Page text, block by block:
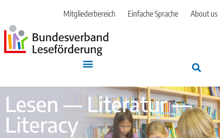
Mitgliederbereich Einfache Sprache About us
Lesen — Literatur —
Literacy